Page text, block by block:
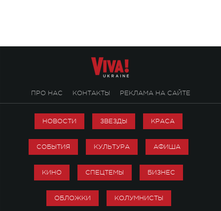
ПРО НАС КОНТАКТЫ РЕКЛАМА НА САЙТЕ
НОВОСТИ ЗВЕЗДЫ КРАСА
СОБЫТИЯ КУЛЬТУРА АФИША
КИНО СПЕЦТЕМЫ БИЗНЕС
ОБЛОЖКИ КОЛУМНИСТЫ